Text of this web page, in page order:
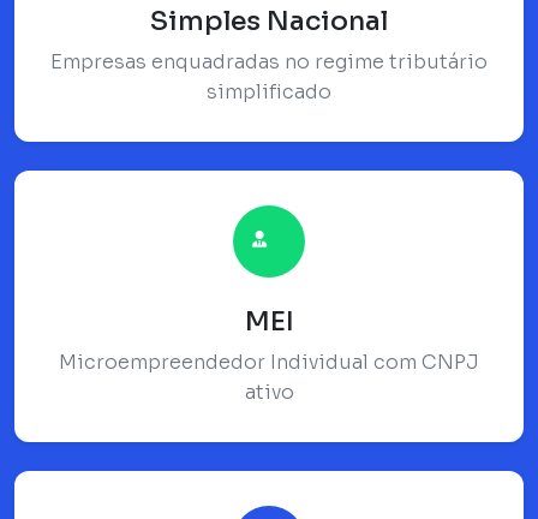
Simples Nacional
Empresas enquadradas no regime tributário
simplificado
MEI
Microempreendedor Individual com CNPJ
ativo